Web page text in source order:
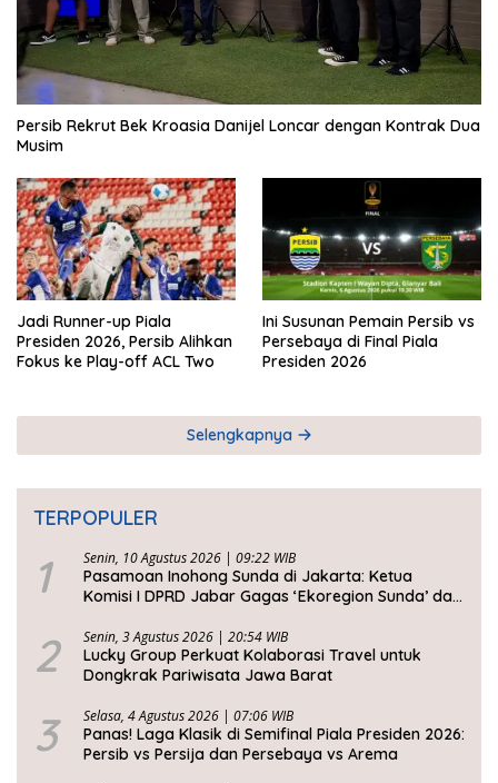
Persib Rekrut Bek Kroasia Danijel Loncar dengan Kontrak Dua
Musim
Jadi Runner-up Piala
Presiden 2026, Persib Alihkan
Fokus ke Play-off ACL Two
Ini Susunan Pemain Persib vs
Persebaya di Final Piala
Presiden 2026
Selengkapnya
TERPOPULER
1 Senin, 10 Agustus 2026 | 09:22 WIB
Pasamoan Inohong Sunda di Jakarta: Ketua
Komisi I DPRD Jabar Gagas ‘Ekoregion Sunda’ dan
2 Senin, 3 Agustus 2026 | 20:54 WIB
Lucky Group Perkuat Kolaborasi Travel untuk
Dongkrak Pariwisata Jawa Barat
3 Selasa, 4 Agustus 2026 | 07:06 WIB
Panas! Laga Klasik di Semifinal Piala Presiden 2026:
Persib vs Persija dan Persebaya vs Arema